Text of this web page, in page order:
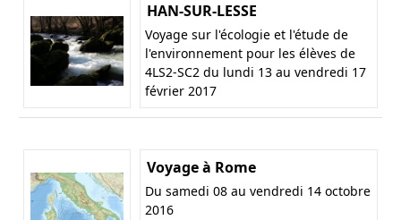
HAN-SUR-LESSE
Voyage sur l'écologie et l'étude de
l'environnement pour les élèves de
4LS2-SC2 du lundi 13 au vendredi 17
février 2017
Voyage à Rome
Du samedi 08 au vendredi 14 octobre
2016